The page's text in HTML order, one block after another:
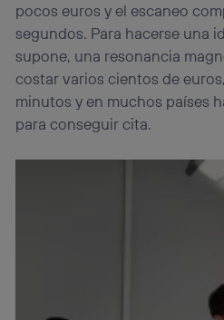
pocos euros y el escaneo
segundos. Para hacerse una
supone, una resonancia
costar varios cientos de
minutos y en muchos países
para conseguir cita.